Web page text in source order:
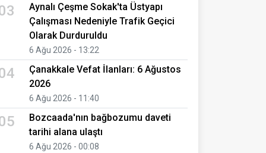
Aynalı Çeşme Sokak'ta Üstyapı
Çalışması Nedeniyle Trafik Geçici
Olarak Durduruldu
6 Ağu 2026 - 13:22
Çanakkale Vefat İlanları: 6 Ağustos
2026
6 Ağu 2026 - 11:40
Bozcaada'nın bağbozumu daveti
tarihi alana ulaştı
6 Ağu 2026 - 00:08